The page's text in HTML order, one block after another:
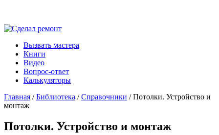
Вызвать мастера
Книги
Видео
Вопрос-ответ
Калькуляторы
Главная /Библиотека /Справочники / Потолки. Устройство и
монтаж
Потолки. Устройство и монтаж